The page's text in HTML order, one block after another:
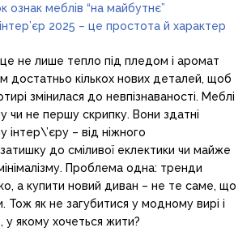
ознак меблів “на майбутнє”
2025 – це простота й характер
не лише тепло під пледом і аромат
достатньо кількох нових деталей, щоб
змінилася до невпізнаваності. Меблі
чи не першу скрипку. Вони здатні
інтер\’єру – від ніжного
до сміливої еклектики чи майже
Проблема одна: тренди
а купити новий диван – не те саме, що
Тож як не загубитися у модному вирі і
у якому хочеться жити?